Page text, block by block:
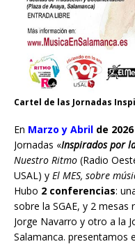
Cartel de las Jornadas
En Marzo y Abril de 2026
Jornadas «Inspirados por
Nuestro Ritmo (Radio
USAL) y El MES, sobre
Hubo 2 conferencias:
sobre la SGAE, y 2 mesas
Jorge Navarro y otro a la
Salamanca. presentamos